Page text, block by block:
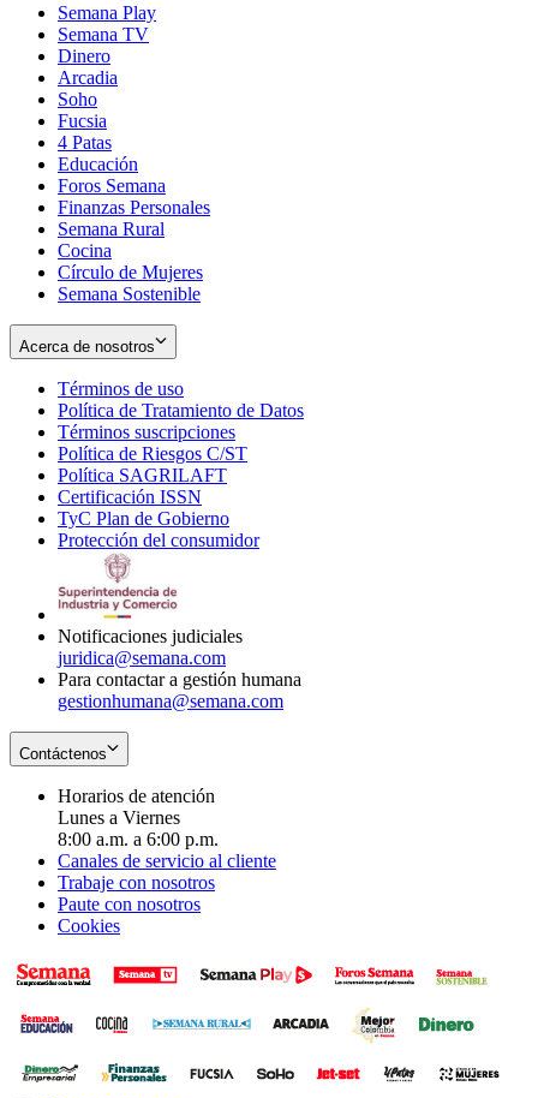
Semana Play
Semana TV
Dinero
Arcadia
Soho
in
new
window
Fucsia
in
new
window
4 Patas
Educación
Foros Semana
Finanzas Personales
Semana Rural
Cocina
Círculo de Mujeres
Semana Sostenible
Acerca de nosotros
Términos de uso
in
new
window
Política de Tratamiento de Datos
Términos suscripciones
in
Política de Riesgos C/ST
Política SAGRILAFT
new
window
Certificación ISSN
in
new
TyC Plan de Gobierno
in
Protección del consumidorOpens
Notificaciones judiciales
juridica@semana.com
Para contactar a gestión humana
gestionhumana@semana.com
Contáctenos
Horarios de atención
Lunes a Viernes
8:00 a.m. a 6:00 p.m.
Canales de servicio al cliente
Trabaje con nosotros
Paute con nosotros
Cookies